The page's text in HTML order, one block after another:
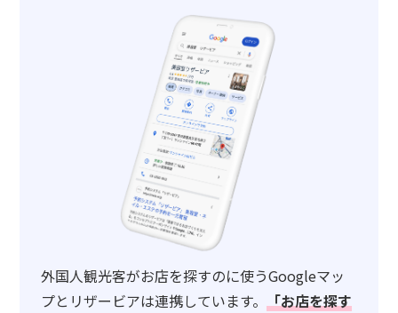
外国人観光客がお店を探すのに使うGoogleマッ
プとリザービアは連携しています。「お店を探す